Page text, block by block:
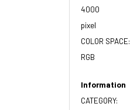
4000
pixel
COLOR SPACE:
RGB
Information
CATEGORY: